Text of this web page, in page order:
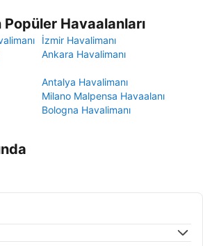
Popüler Havaalanları
İzmir Havalimanı
Ankara Havalimanı
Antalya Havalimanı
Milano Malpensa Havaalanı
Bologna Havalimanı